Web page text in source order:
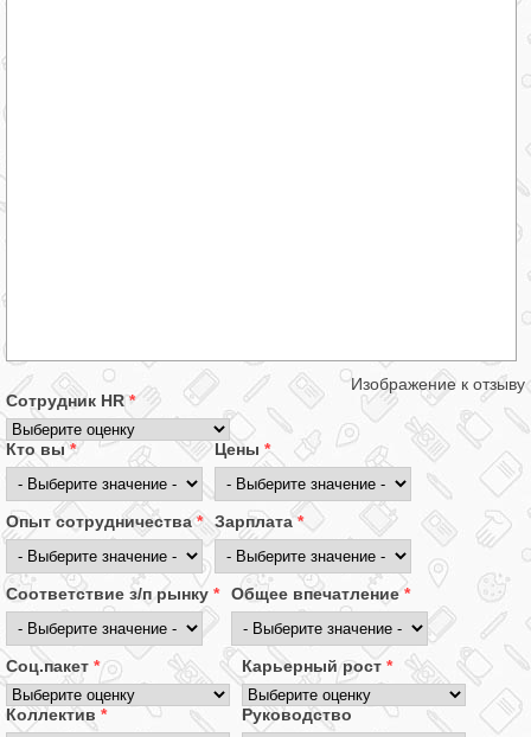
Изображение к отзыву
Сотрудник HR*
Кто вы* Цены *
Опыт сотрудничества* Зарплата*
Соответствие з/п рынку * Общее впечатление*
Соц.пакет * Карьерный рост *
Коллектив * Руководство